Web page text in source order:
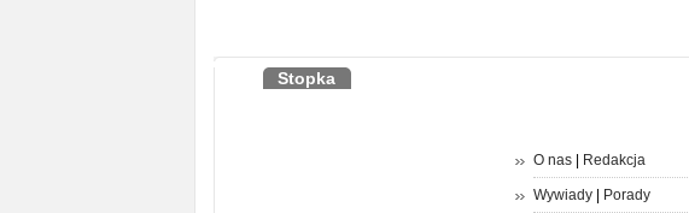
Stopka
O nas| Redakcja
Wywiady| Porady